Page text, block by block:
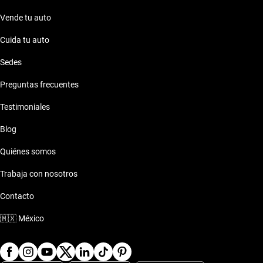
Vende tu auto
Cuida tu auto
Sedes
Preguntas frecuentes
Testimoniales
Blog
Quiénes somos
Trabaja con nosotros
Contacto
🇲🇽 México